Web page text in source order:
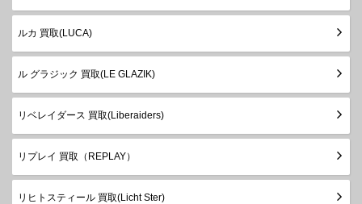
ルカ 買取(LUCA)
ル グラジック 買取(LE GLAZIK)
リベレイダース 買取(Liberaiders)
リプレイ 買取（REPLAY）
リヒトスティール 買取(Licht Ster)